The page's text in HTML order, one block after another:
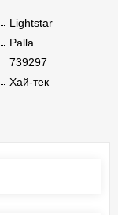
Lightstar
Palla
739297
Хай-тек